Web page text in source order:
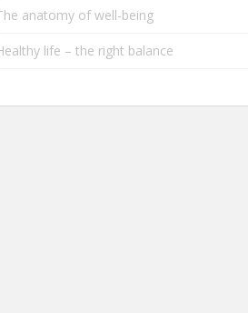
anatomy of well-being
life – the right balance